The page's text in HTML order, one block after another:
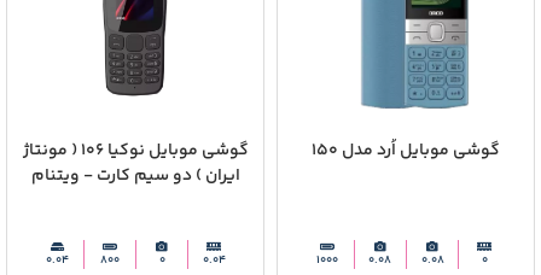
گوشی موبایل اُرد مدل 150
0
0.08
0.08
1000
گوشی موبایل نوکیا 106 ( مونتاژ
ایران ) دو سیم‌ کارت - ویتنام
0.04
0
800
0.04